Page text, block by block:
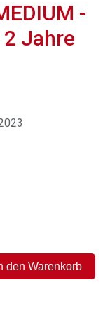
-
Jahre